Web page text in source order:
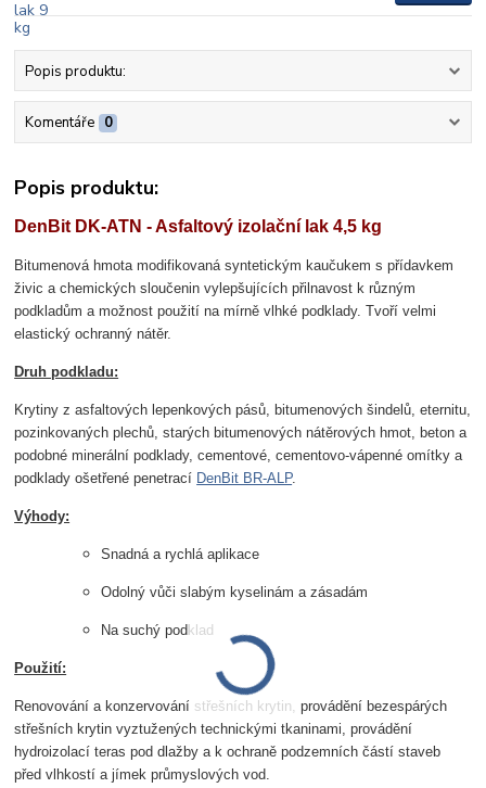
Popis produktu:
Komentáře 0
Popis produktu:
DenBit DK-ATN - Asfaltový izolační lak 4,5 kg
Bitumenová hmota modifikovaná syntetickým kaučukem s přídavkem
živic a chemických sloučenin vylepšujících přilnavost k různým
podkladům a možnost použití na mírně vlhké podklady. Tvoří velmi
elastický ochranný nátěr.
Druh podkladu:
Krytiny z asfaltových lepenkových pásů, bitumenových šindelů, eternitu,
pozinkovaných plechů, starých bitumenových nátěrových hmot, beton a
podobné minerální podklady, cementové, cementovo-vápenné omítky a
podklady ošetřené penetrací DenBit BR-ALP.
Výhody:
Snadná a rychlá aplikace
Odolný vůči slabým kyselinám a zásadám
Na suchý podklad
Použití:
Renovování a konzervování střešních krytin, provádění bezespárých
střešních krytin vyztužených technickými tkaninami, provádění
hydroizolací teras pod dlažby a k ochraně podzemních částí staveb
před vlhkostí a jímek průmyslových vod.